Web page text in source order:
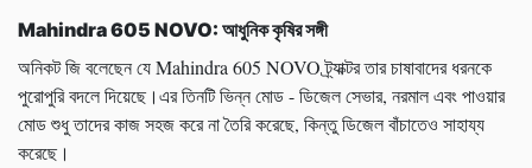
Mahindra605 NOVO: আধুনিক কৃষির সঙ্গী
অনিকট জি বলেছেন যে Mahindra 605 NOVO ট্র্যাক্টর তার চাষাবাদের ধরনকে
পুরোপুরি বদলে দিয়েছে।এর তিনটি ভিন্ন মোড - ডিজেল সেভার, নরমাল এবং পাওয়ার
মোড শুধু তাদের কাজ সহজ করে না তৈরি করেছে, কিন্তু ডিজেল বাঁচাতেও সাহায্য
করেছে।